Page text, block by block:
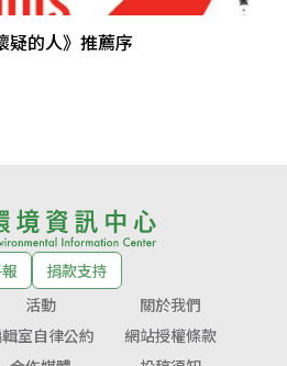
疑的人》推薦序
捐款支持
活動
關於我們
室自律公約
網站授權條款